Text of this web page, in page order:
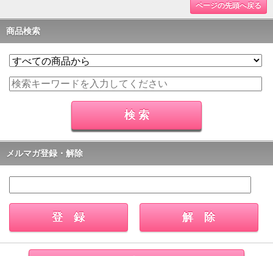
ページの先頭へ戻る
商品検索
メルマガ登録・解除